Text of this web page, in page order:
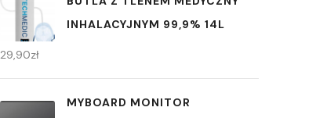
INHALACYJNYM 99,9% 14L
29,90zł
MYBOARD MONITOR